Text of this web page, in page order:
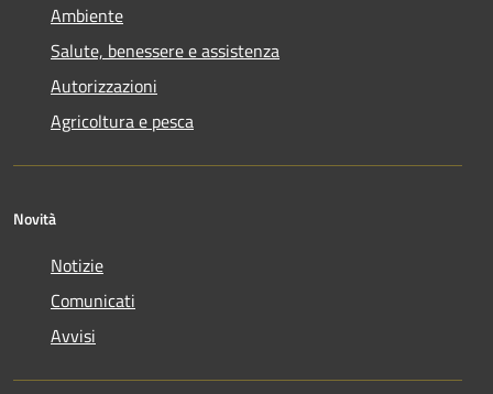
Ambiente
Salute, benessere e assistenza
Autorizzazioni
Agricoltura e pesca
Novità
Notizie
Comunicati
Avvisi